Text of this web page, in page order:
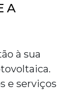
A
à sua
.
e serviços